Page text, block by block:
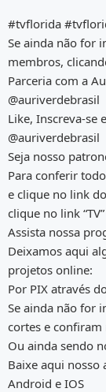
#tvflorida
Se ainda não for
membros,
Parceria com a
@auriverdebrasil
Like, Inscreva-se
@auriverdebrasil
Seja nosso
Para conferir
e clique no link
clique no link
Assista nossa
Deixamos aqui
projetos online:
Por PIX através
Se ainda não for
cortes e
Ou ainda sendo
Baixe aqui
Android e IOS